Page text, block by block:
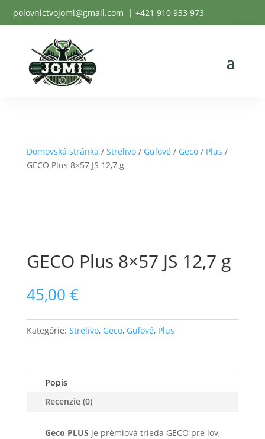
polovnictvojomi@gmail.com | +421 910 933 973
Domovská stránka / Strelivo/ Guľové / Geco/ Plus /
GECO Plus 8×57 JS 12,7 g
GECO Plus 8×57 JS 12,7 g
45,00 €
Kategórie: Strelivo, Geco, Guľové, Plus
Popis
Recenzie (0)
Geco PLUS je prémiová trieda GECO pre lov,